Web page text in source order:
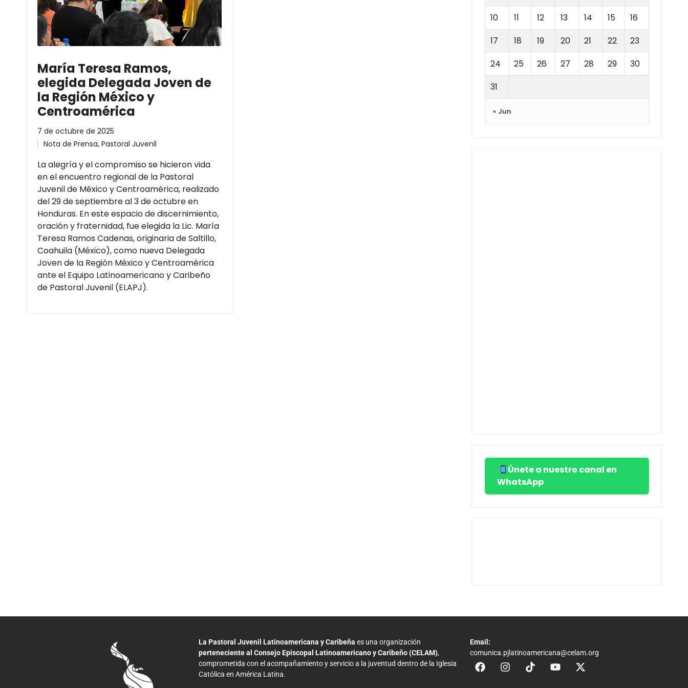
María Teresa Ramos,
elegida Delegada Joven de
la Región México y
Centroamérica
7 de octubre de 2025
Nota de Prensa, Pastoral Juvenil
La alegría y el compromiso se hicieron vida
en el encuentro regional de la Pastoral
Juvenil de México y Centroamérica, realizado
del 29 de septiembre al 3 de octubre en
Honduras. En este espacio de discernimiento,
oración y fraternidad, fue elegida la Lic. María
Teresa Ramos Cadenas, originaria de Saltillo,
Coahuila (México), como nueva Delegada
Joven de la Región México y Centroamérica
ante el Equipo Latinoamericano y Caribeño
de Pastoral Juvenil (ELAPJ).
10
11 12 13 14 15
16
17
18 19 20 21 22
23
24
25 26 27 28 29
30
31
« Jun
Únete a nuestro canal en
WhatsApp
La Pastoral Juvenil Latinoamericana y Caribeña es una organización
perteneciente al Consejo Episcopal Latinoamericano y Caribeño (CELAM),
comprometida con el acompañamiento y servicio a la juventud dentro de la Iglesia
Católica en América Latina.
Email:
comunica.pjlatinoamericana@celam.org